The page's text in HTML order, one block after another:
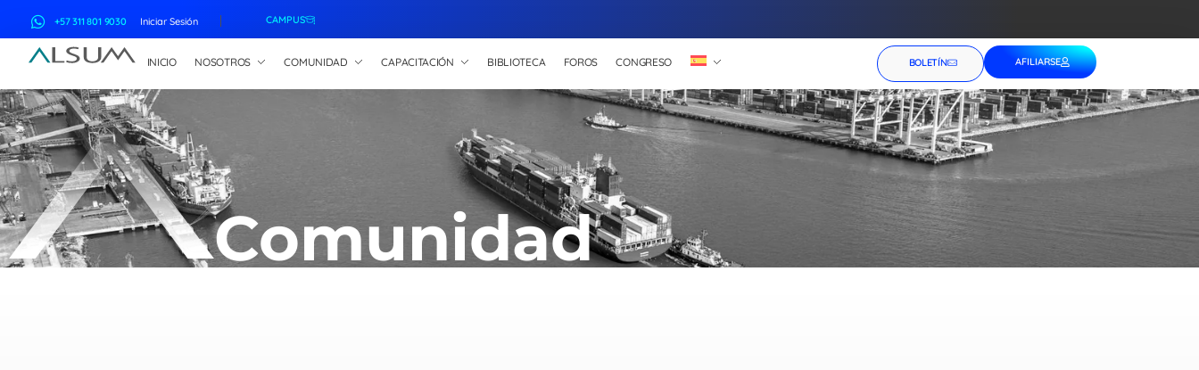
+57 311 801 9030 Iniciar Sesión CAMPUS
INICIO NOSOTROS COMUNIDAD CAPACITACIÓN BIBLIOTECA FOROS CONGRESO BOLETÍN AFILIARSE
Comunidad